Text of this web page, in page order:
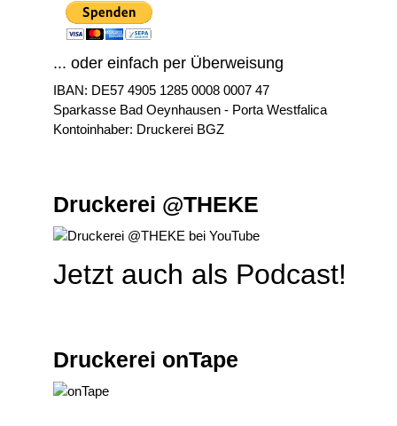
... oder einfach per Überweisung
IBAN: DE57 4905 1285 0008 0007 47
Sparkasse Bad Oeynhausen - Porta Westfalica
Kontoinhaber: Druckerei BGZ
Druckerei @THEKE
Jetzt auch als Podcast!
Druckerei onTape